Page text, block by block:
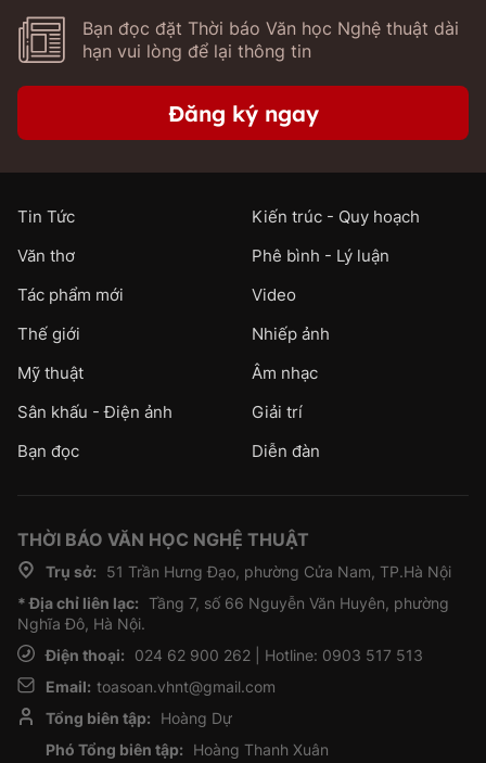
Bạn đọc đặt Thời báo Văn học Nghệ thuật dài
hạn vui lòng để lại thông tin
Đăng ký ngay
Tin Tức
Kiến trúc - Quy hoạch
Văn thơ
Phê bình - Lý luận
Tác phẩm mới
Video
Thế giới
Nhiếp ảnh
Mỹ thuật
Âm nhạc
Sân khấu - Điện ảnh
Giải trí
Bạn đọc
Diễn đàn
THỜI BÁO VĂN HỌC NGHỆ THUẬT
Trụ sở:
51 Trần Hưng Đạo, phường Cửa Nam, TP.Hà Nội
* Địa chỉ liên lạc: Tầng 7, số 66 Nguyễn Văn Huyên, phường
Nghĩa Đô, Hà Nội.
Điện thoại:
024 62 900 262 | Hotline: 0903 517 513
Email: toasoan.vhnt@gmail.com
Tổng biên tập:
Hoàng Dự
Phó Tổng biên tập:
Hoàng Thanh Xuân